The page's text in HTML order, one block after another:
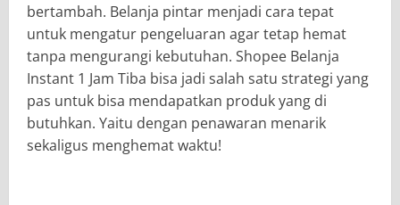
bertambah. Belanja pintar menjadi cara tepat
untuk mengatur pengeluaran agar tetap hemat
tanpa mengurangi kebutuhan. Shopee Belanja
Instant 1 Jam Tiba bisa jadi salah satu strategi yang
pas untuk bisa mendapatkan produk yang di
butuhkan. Yaitu dengan penawaran menarik
sekaligus menghemat waktu!